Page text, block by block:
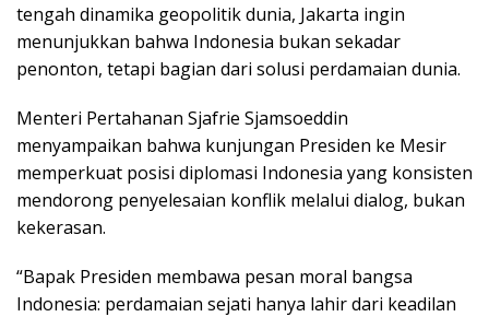
tengah dinamika geopolitik dunia, Jakarta ingin
menunjukkan bahwa Indonesia bukan sekadar
penonton, tetapi bagian dari solusi perdamaian dunia.
Menteri Pertahanan Sjafrie Sjamsoeddin
menyampaikan bahwa kunjungan Presiden ke Mesir
memperkuat posisi diplomasi Indonesia yang konsisten
mendorong penyelesaian konflik melalui dialog, bukan
kekerasan.
“Bapak Presiden membawa pesan moral bangsa
Indonesia: perdamaian sejati hanya lahir dari keadilan